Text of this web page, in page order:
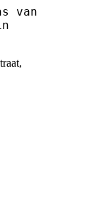
van